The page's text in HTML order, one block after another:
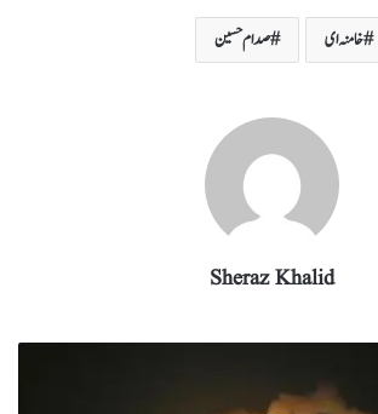
ail
ed
In
eg
ra خامنہ ای صدام حسین
Sheraz Khalid